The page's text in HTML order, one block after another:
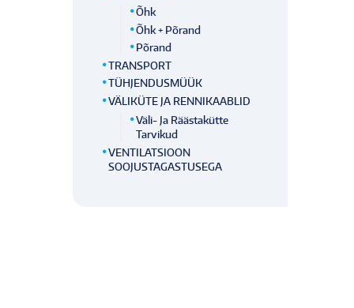
Õhk
Õhk + Põrand
Põrand
TRANSPORT
TÜHJENDUSMÜÜK
VÄLIKÜTE JA RENNIKAABLID
Väli- Ja Räästakütte
Tarvikud
VENTILATSIOON
SOOJUSTAGASTUSEGA